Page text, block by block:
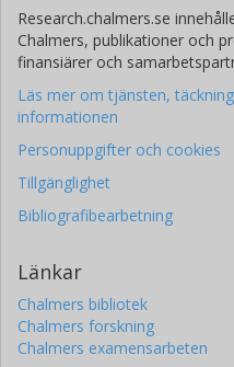
Research.chalmers.se
Chalmers, publikationer och
finansiärer och
Läs mer om tjänsten,
informationen
Personuppgifter och cookies
Tillgänglighet
Bibliografibearbetning
Länkar
Chalmers bibliotek
Chalmers forskning
Chalmers examensarbeten